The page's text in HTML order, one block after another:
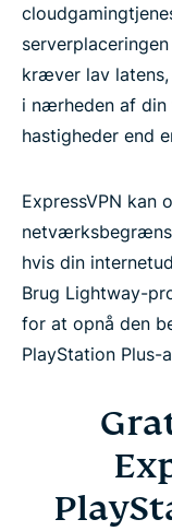
kræver lav
i nærheden af din
hastigheder end
ExpressVPN kan
hvis din
Brug Lightway-
for at opnå den
PlayStation Plus-